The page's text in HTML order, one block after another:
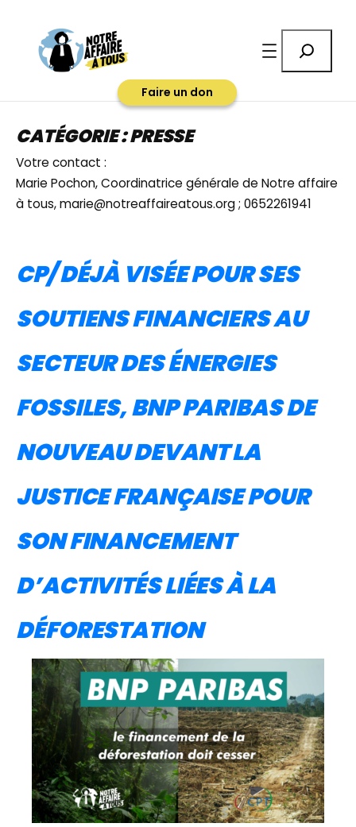
contenu
Faire un don
CATÉGORIE :PRESSE
Votre contact :
Marie Pochon, Coordinatrice générale de Notre affaire
à tous, marie@notreaffaireatous.org ; 0652261941
CP/ DÉJÀ VISÉE POUR SES
SOUTIENS FINANCIERS AU
SECTEUR DES ÉNERGIES
FOSSILES, BNP PARIBAS DE
NOUVEAU DEVANT LA
JUSTICE FRANÇAISE POUR
SON FINANCEMENT
D’ACTIVITÉS LIÉES À LA
DÉFORESTATION